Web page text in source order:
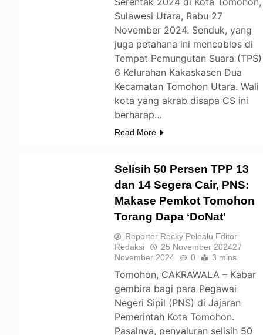
Sulawesi Utara, Rabu 27
November 2024. Senduk, yang
juga petahana ini mencoblos di
Tempat Pemungutan Suara (TPS)
6 Kelurahan Kakaskasen Dua
Kecamatan Tomohon Utara. Wali
kota yang akrab disapa CS ini
berharap…
Read More
Selisih 50 Persen TPP 13
dan 14 Segera Cair, PNS:
Makase Pemkot Tomohon
Torang Dapa ‘DoNat’
Reporter Recky Pelealu Editor
Redaksi
25 November 202427
November 2024
0 3 mins
Tomohon, CAKRAWALA – Kabar
gembira bagi para Pegawai
Negeri Sipil (PNS) di Jajaran
Pemerintah Kota Tomohon.
Pasalnya, penyaluran selisih 50